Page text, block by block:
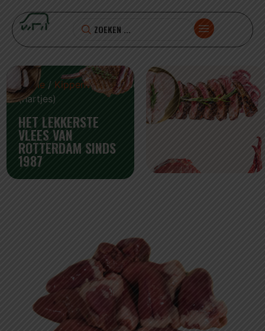
Home / Kippenvlees/ Kiporgaantjes
(hartjes)
HET LEKKERSTE
VLEES VAN
ROTTERDAM SINDS
1987